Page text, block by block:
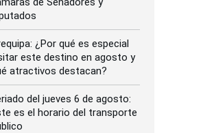
¿Por qué es especial
este destino en agosto y
atractivos destacan?
del jueves 6 de agosto:
es el horario del transporte